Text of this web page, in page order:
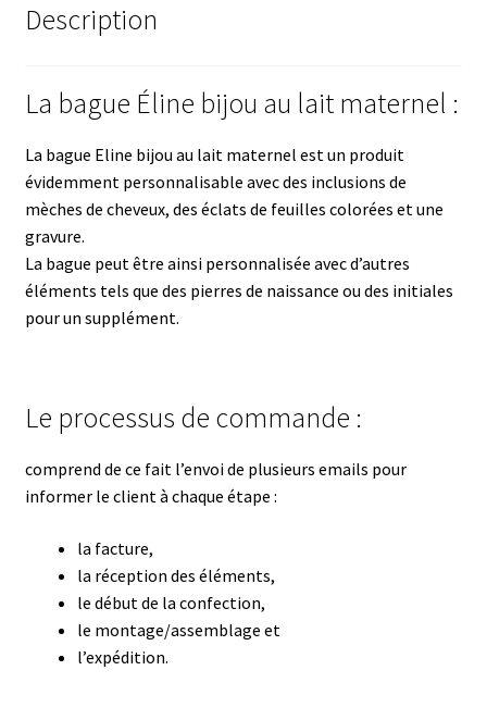
Description
La bague Éline bijou au lait maternel :
La bague Eline bijou au lait maternel est un produit
évidemment personnalisable avec des inclusions de
mèches de cheveux, des éclats de feuilles colorées et une
gravure.
La bague peut être ainsi personnalisée avec d’autres
éléments tels que des pierres de naissance ou des initiales
pour un supplément.
Le processus de commande :
comprend de ce fait l’envoi de plusieurs emails pour
informer le client à chaque étape :
la facture,
la réception des éléments,
le début de la confection,
le montage/assemblage et
l’expédition.